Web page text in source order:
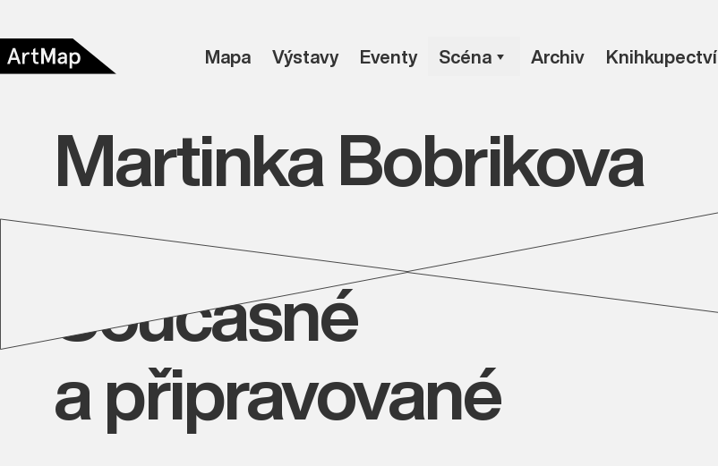
Mapa Výstavy Eventy Scéna Archiv Knihkupectví
Martinka Bobrikova
Současné
a připravované